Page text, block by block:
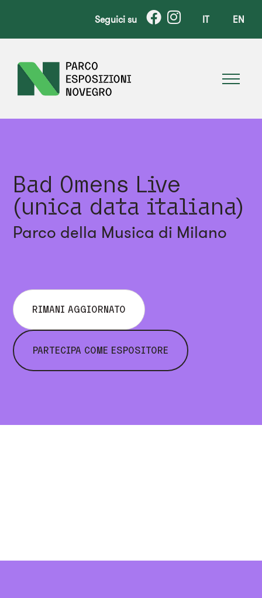
Seguici su IT EN
Bad Omens Live
(unica data italiana)
Parco della Musica di Milano
RIMANI AGGIORNATO
PARTECIPA COME ESPOSITORE